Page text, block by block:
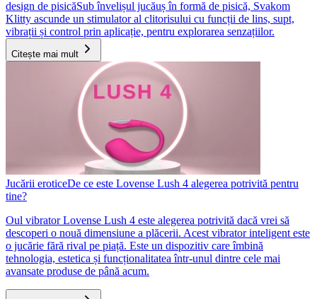
design de pisicăSub învelișul jucăuș în formă de pisică, Svakom
Klitty ascunde un stimulator al clitorisului cu funcții de lins, supt,
vibrații și control prin aplicație, pentru explorarea senzațiilor.
Citește mai mult
Jucării eroticeDe ce este Lovense Lush 4 alegerea potrivită pentru
tine?
Oul vibrator Lovense Lush 4 este alegerea potrivită dacă vrei să
descoperi o nouă dimensiune a plăcerii. Acest vibrator inteligent este
o jucărie fără rival pe piață. Este un dispozitiv care îmbină
tehnologia, estetica și funcționalitatea într-unul dintre cele mai
avansate produse de până acum.